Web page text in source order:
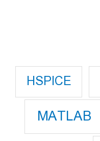
HSPICE
MATLAB